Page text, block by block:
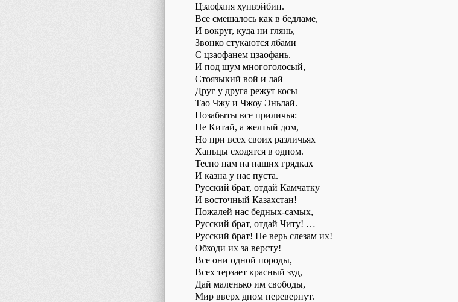
Цзаофаня хунвэйбин.
Все смешалось как в бедламе,
И вокруг, куда ни глянь,
Звонко стукаются лбами
С цзаофанем цзаофань.
И под шум многоголосый,
Стоязыкий вой и лай
Друг у друга режут косы
Тао Чжу и Чжоу Эньлай.
Позабыты все приличья:
Не Китай, а желтый дом,
Но при всех своих различьях
Ханьцы сходятся в одном.
Тесно нам на наших грядках
И казна у нас пуста.
Русский брат, отдай Камчатку
И восточный Казахстан!
Пожалей нас бедных-самых,
Русский брат, отдай Читу! …
Русский брат! Не верь слезам их!
Обходи их за версту!
Все они одной породы,
Всех терзает красный зуд,
Дай маленько им свободы,
Мир вверх дном перевернут.